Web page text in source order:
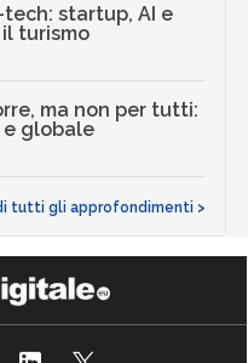
startup, AI e
turismo
ma non per tutti:
e globale
tutti gli approfondimenti >